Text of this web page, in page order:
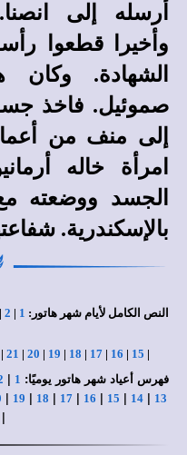
أرسله إلى
وأخيرا قطعوا
الشهادة.
صموئيل. فاخذ
إلى منف من
امرأة خاله
الجسد ووضعته
بالإسكندرية.
النص الكامل لأيام شهر هاتور: 1
|
2
|
|
15
|
16
|
17
|
18
|
19
|
20
|
21
|
فهرس أعياد شهر هاتور يوميًا: 1
|
13
|
14
|
15
|
16
|
17
|
18
|
19
|
|